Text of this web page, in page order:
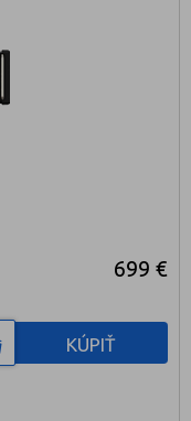
699 €
KÚPIŤ